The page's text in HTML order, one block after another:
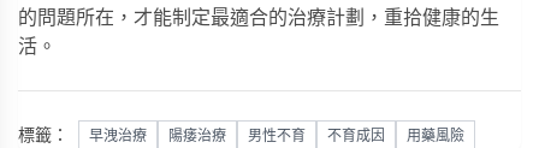
的問題所在，才能制定最適合的治療計劃，重拾健康的生
活。
標籤： 早洩治療 陽痿治療 男性不育 不育成因 用藥風險